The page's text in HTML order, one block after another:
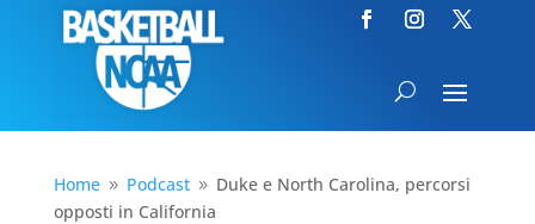
Home 9 Podcast 9 Duke e North Carolina, percorsi
opposti in California